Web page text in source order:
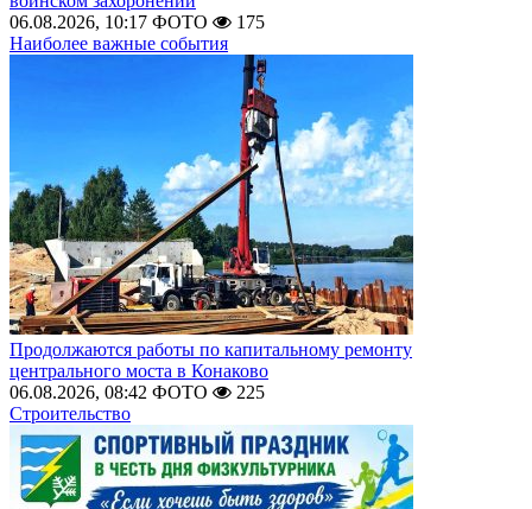
06.08.2026, 10:17 ФОТО
175
Наиболее важные события
Продолжаются работы по капитальному ремонту
центрального моста в Конаково
06.08.2026, 08:42 ФОТО
225
Строительство